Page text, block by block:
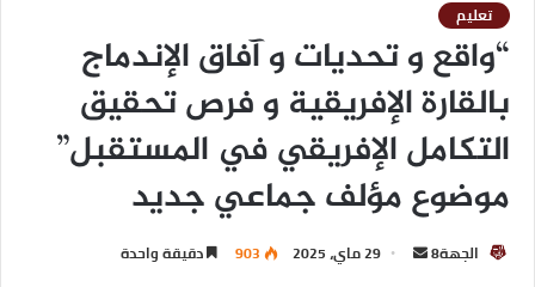
تعليم
“واقع و تحديات و آفاق الإندماج
بالقارة الإفريقية و فرص تحقيق
التكامل الإفريقي في المستقبل”
موضوع مؤلف جماعي جديد
الجهة8 29 ماي، 2025 903 دقيقة واحدة